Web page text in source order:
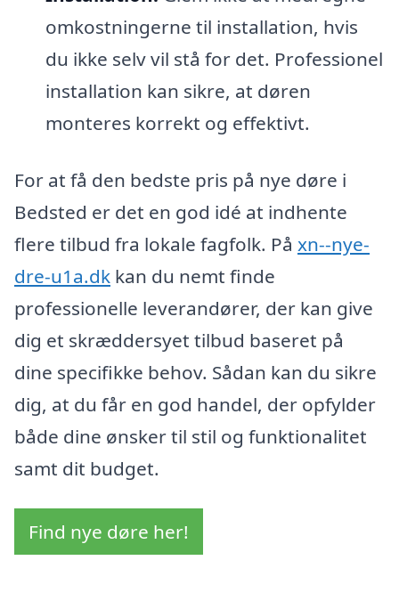
omkostningerne til installation, hvis
du ikke selv vil stå for det. Professionel
installation kan sikre, at døren
monteres korrekt og effektivt.
For at få den bedste pris på nye døre i
Bedsted er det en god idé at indhente
flere tilbud fra lokale fagfolk. På xn--nye-
dre-u1a.dk kan du nemt finde
professionelle leverandører, der kan give
dig et skræddersyet tilbud baseret på
dine specifikke behov. Sådan kan du sikre
dig, at du får en god handel, der opfylder
både dine ønsker til stil og funktionalitet
samt dit budget.
Find nye døre her!